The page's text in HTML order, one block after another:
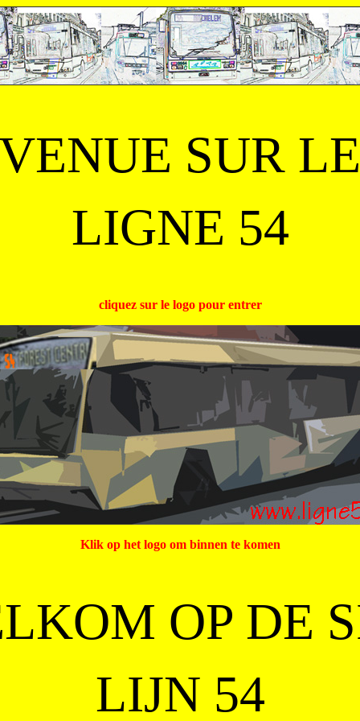
SUR
LIGNE 54
cliquez sur le logo pour entrer
Klik op het logo om binnen te komen
OP DE
LIJN 54